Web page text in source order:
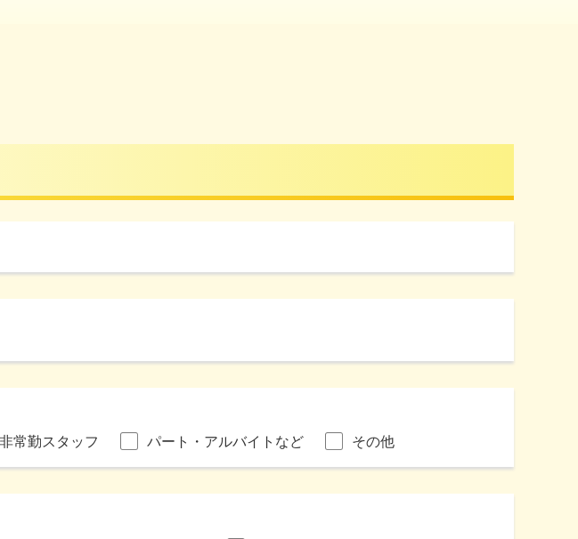
非常勤スタッフ パート・アルバイトなど その他